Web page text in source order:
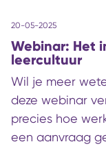
rondom Leven
Chaffer de
Nederlandse
20-05-2025
Webinar: Het
leercultuur
Wil je meer
deze webinar
precies hoe
een aanvraag